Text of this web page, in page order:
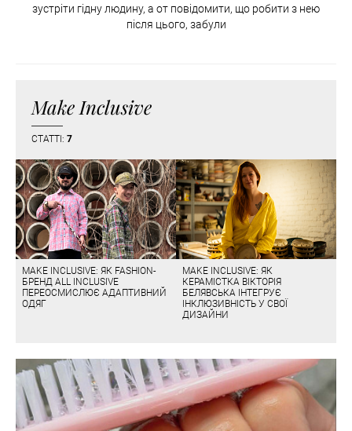
зустріти гідну людину, а от повідомити, що робити з нею
після цього, забули
Make Inclusive
СТАТТІ: 7
MAKE INCLUSIVE: ЯК FASHION-
БРЕНД ALL INCLUSIVE
ПЕРЕОСМИСЛЮЄ АДАПТИВНИЙ
ОДЯГ
MAKE INCLUSIVE: ЯК
КЕРАМІСТКА ВІКТОРІЯ
БЕЛЯВСЬКА ІНТЕГРУЄ
ІНКЛЮЗИВНІСТЬ У СВОЇ
ДИЗАЙНИ